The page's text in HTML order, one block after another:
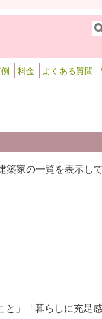
料金 よくある質問
家の一覧を表示して
」「暮らしに充足